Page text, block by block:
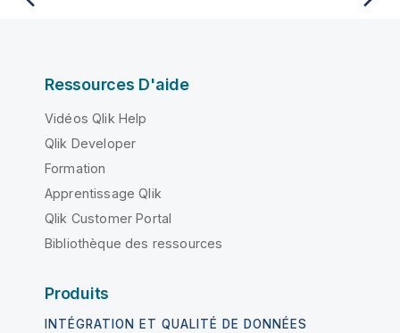
Ressources D'aide
Vidéos Qlik Help
Qlik Developer
Formation
Apprentissage Qlik
Qlik Customer Portal
Bibliothèque des ressources
Produits
INTÉGRATION ET QUALITÉ DE DONNÉES